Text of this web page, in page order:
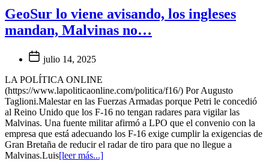
GeoSur lo viene avisando, los ingleses
mandan, Malvinas no…
julio 14, 2025
LA POLÍTICA ONLINE
(https://www.lapoliticaonline.com/politica/f16/) Por Augusto
Taglioni.Malestar en las Fuerzas Armadas porque Petri le concedió
al Reino Unido que los F-16 no tengan radares para vigilar las
Malvinas. Una fuente militar afirmó a LPO que el convenio con la
empresa que está adecuando los F-16 exige cumplir la exigencias de
Gran Bretaña de reducir el radar de tiro para que no llegue a
Malvinas.Luis[leer más...]